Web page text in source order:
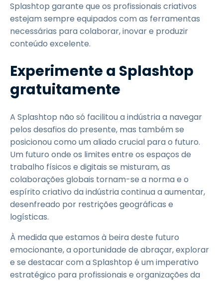
Splashtop garante que os profissionais criativos
estejam sempre equipados com as ferramentas
necessárias para colaborar, inovar e produzir
conteúdo excelente.
Experimente a Splashtop
gratuitamente
A Splashtop não só facilitou a indústria a navegar
pelos desafios do presente, mas também se
posicionou como um aliado crucial para o futuro.
Um futuro onde os limites entre os espaços de
trabalho físicos e digitais se misturam, as
colaborações globais tornam-se a norma e o
espírito criativo da indústria continua a aumentar,
desenfreado por restrições geográficas e
logísticas.
À medida que estamos à beira deste futuro
emocionante, a oportunidade de abraçar, explorar
e se destacar com a Splashtop é um imperativo
estratégico para profissionais e organizações da